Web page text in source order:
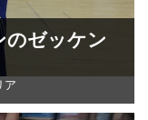
のゼッケン
ア